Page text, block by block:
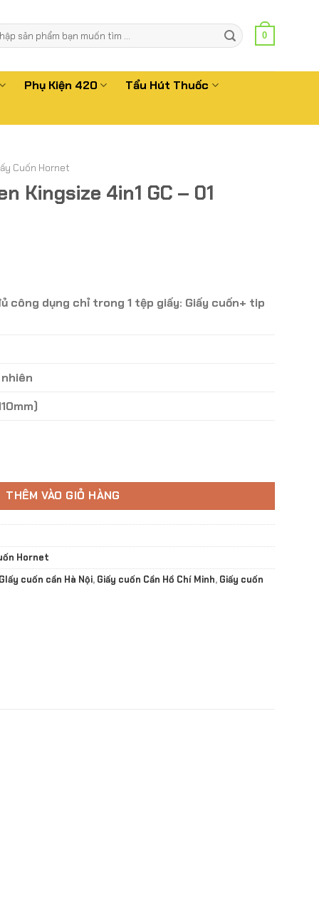
0
Phụ Kiện 420 Tẩu Hút Thuốc
Cuốn Hornet
Kingsize 4in1 GC – 01
₫.
công dụng chỉ trong 1 tệp giấy: Giấy cuốn+ tip
THÊM VÀO GIỎ HÀNG
Hornet
cuốn cần Hà Nội, Giấy cuốn Cần Hồ Chí Minh, Giấy cuốn